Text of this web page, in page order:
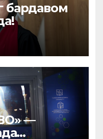
бардавом
—